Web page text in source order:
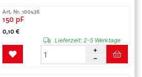
Art. Nr. 100436
150 pF
0,10 €
Lieferzeit:2-5 Werktage